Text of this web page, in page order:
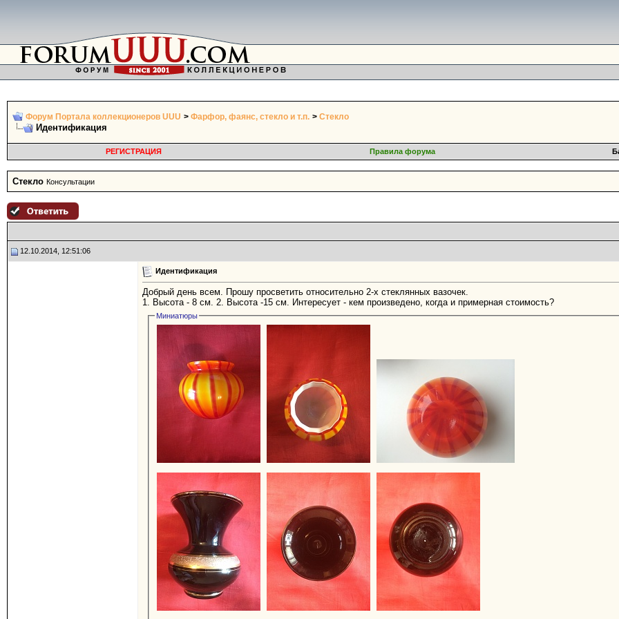
Форум Портала коллекционеров UUU > Фарфор, фаянс, стекло и т.п. > Стекло
Идентификация
РЕГИСТРАЦИЯ Правила форума
Стекло Консультации
12.10.2014, 12:51:06
Идентификация
Добрый день всем. Прошу просветить относительно 2-х стеклянных вазочек.
1. Высота - 8 см. 2. Высота -15 см. Интересует - кем произведено, когда и примерная стоимость?
Миниатюры